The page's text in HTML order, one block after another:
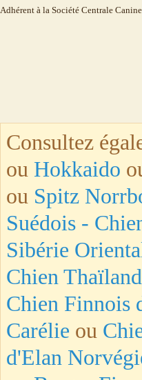
Adhérent à la Société Centrale Canine
Consultez
ou Hokkaido
ou Spitz
Suédois -
Sibérie
Chien
Chien Finnois
Carélie ou
d'Elan